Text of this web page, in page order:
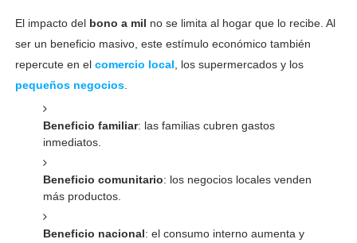
El impacto del bono a mil no se limita al hogar que lo recibe. Al
ser un beneficio masivo, este estímulo económico también
repercute en el comercio local , los supermercados y los
pequeños negocios.
Beneficio familiar: las familias cubren gastos
inmediatos.
Beneficio comunitario: los negocios locales venden
más productos.
Beneficio nacional: el consumo interno aumenta y